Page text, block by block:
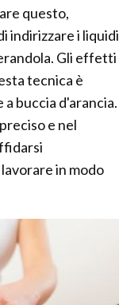
questo,
indirizzare i liquidi
Gli effetti
tecnica è
buccia d'arancia.
e nel
in modo